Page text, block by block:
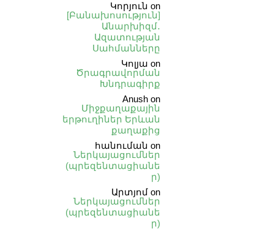
Կորյուն on
[Բանախոսություն]
Անարխիզմ․
Ազատության
Սահմանները
Կոլյա on
Ծրագրավորման
Խնդրագիրք
Anush on
Միջքաղաքային
երթուղիներ Երևան
քաղաքից
հանուման on
Ներկայացումներ
(պրեզենտացիանե
ր)
Արտյոմ on
Ներկայացումներ
(պրեզենտացիանե
ր)